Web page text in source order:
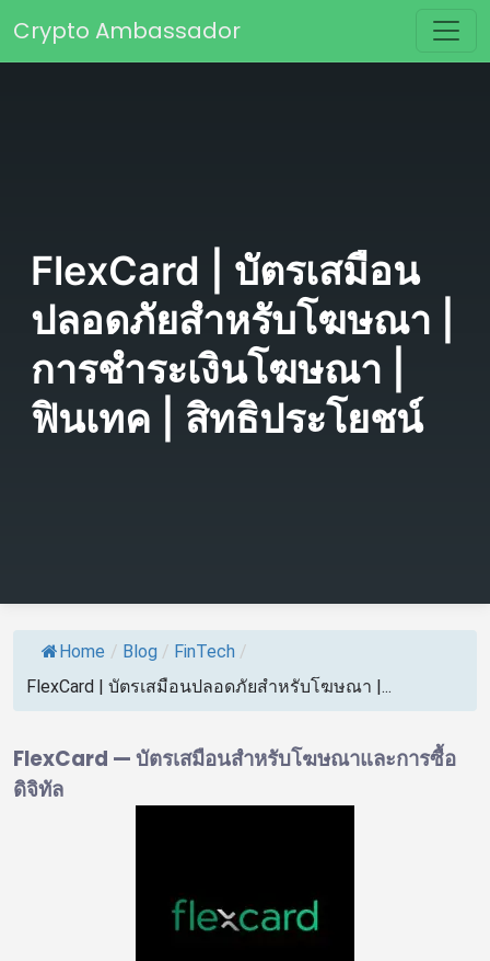
Main Navigation
Crypto Ambassador
FlexCard | บัตรเสมือน
ปลอดภัยสำหรับโฆษณา |
การชำระเงินโฆษณา |
ฟินเทค | สิทธิประโยชน์
Home / Blog / FinTech /
FlexCard | บัตรเสมือนปลอดภัยสำหรับโฆษณา |...
FlexCard — บัตรเสมือนสำหรับโฆษณาและการซื้อ
ดิจิทัล